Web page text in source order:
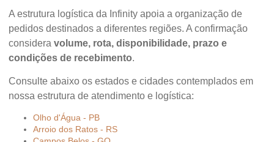
A estrutura logística da Infinity apoia a organização de
pedidos destinados a diferentes regiões. A confirmação
considera volume, rota, disponibilidade, prazo e
condições de recebimento.
Consulte abaixo os estados e cidades contemplados em
nossa estrutura de atendimento e logística:
Olho d'Água - PB
Arroio dos Ratos - RS